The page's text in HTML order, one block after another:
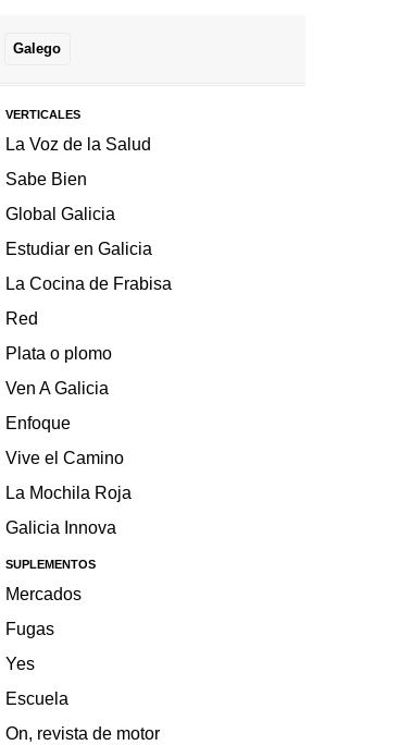
Galego
VERTICALES
La Voz de la Salud
Sabe Bien
Global Galicia
Estudiar en Galicia
La Cocina de Frabisa
Red
Plata o plomo
Ven A Galicia
Enfoque
Vive el Camino
La Mochila Roja
Galicia Innova
SUPLEMENTOS
Mercados
Fugas
Yes
Escuela
On, revista de motor